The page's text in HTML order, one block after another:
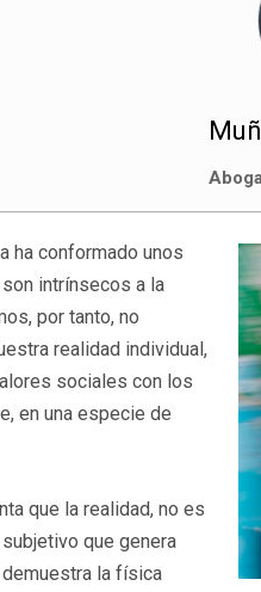
ha conformado unos
intrínsecos a la
por tanto, no
realidad individual,
sociales con los
en una especie de
que la realidad, no es
que genera
la física